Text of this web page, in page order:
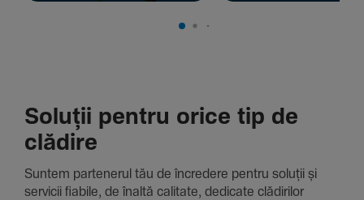
Soluții pentru orice tip de
clădire
Suntem parte­nerul tău de încre­dere pentru soluții și
servicii fiabile, de înaltă cali­tate, dedi­cate clădi­rilor